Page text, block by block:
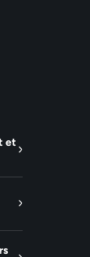
et